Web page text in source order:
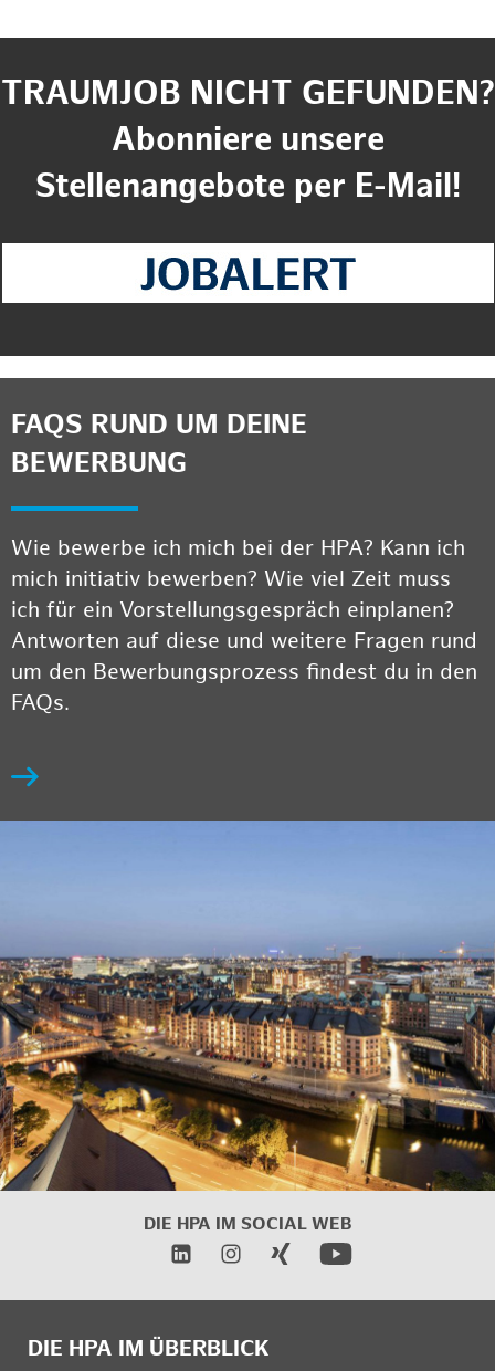
TRAUMJOB NICHT GEFUNDEN?
Abonniere unsere
Stellenangebote per E-Mail!
FAQS RUND UM DEINE
BEWERBUNG
Wie bewerbe ich mich bei der HPA? Kann ich
mich initiativ bewerben? Wie viel Zeit muss
ich für ein Vorstellungsgespräch einplanen?
Antworten auf diese und weitere Fragen rund
um den Bewerbungsprozess findest du in den
FAQs.
DIE HPA IM SOCIAL WEB
DIE HPA IM ÜBERBLICK